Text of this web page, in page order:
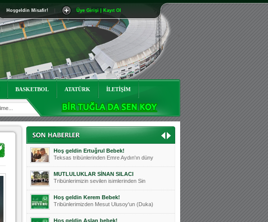
Hoşgeldin Misafir! Üye Girişi | Kayıt Ol
BASKETBOL ATATÜRK İLETİŞİM
Mutluluklar Ceyhun Tetik
Teksas tribünlerinin sevilen isimlerinde
Bursasporumuzun önü açılsın is
Teksaslı Bursasporlular Derneği Başkanı
Hoş geldin Alaz Bebek!
Teksas.org sistem yöneticisi, ekibimizin
Hoş geldin Göktuğ Bebek!
Teksas.org ekibimizden ve tribünlerimizi
Hoş geldin Kadir Kağan Bebek!
Teksas tribünlerinden Basri İleri'nin dü
Hoş geldin Ertuğrul Bebek!
Teksas tribünlerinden Emre Aydın'ın düny
MUTLULUKLAR SİNAN SILACI
Tribünlerimizin sevilen isimlerinden Sin
Hoş geldin Kerem Bebek!
Tribünlerimizden Mesut Ulusoy'un (Duka)
Hoş geldin Aslan bebek!